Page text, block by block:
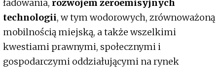
ładowania, rozwojem zeroemisyjnych
technologii, w tym wodorowych, zrównoważoną
mobilnością miejską, a także wszelkimi
kwestiami prawnymi, społecznymi i
gospodarczymi oddziałującymi na rynek